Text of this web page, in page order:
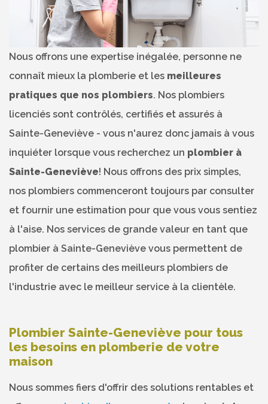
Nous offrons une expertise inégalée, personne ne
connaît mieux la plomberie et les meilleures
pratiques que nos plombiers. Nos plombiers
licenciés sont contrôlés, certifiés et assurés à
Sainte-Geneviève - vous n'aurez donc jamais à vous
inquiéter lorsque vous recherchez un plombier à
Sainte-Geneviève! Nous offrons des prix simples,
nos plombiers commenceront toujours par consulter
et fournir une estimation pour que vous vous sentiez
à l'aise. Nos services de grande valeur en tant que
plombier à Sainte-Geneviève vous permettent de
profiter de certains des meilleurs plombiers de
l'industrie avec le meilleur service à la clientèle.
Plombier Sainte-Geneviève pour tous
les besoins en plomberie de votre
maison
Nous sommes fiers d'offrir des solutions rentables et